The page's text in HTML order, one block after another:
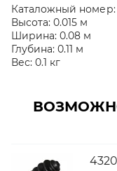
Каталожный номер:
Высота: 0.015 м
Ширина: 0.08 м
Глубина: 0.11 м
Вес: 0.1 кг